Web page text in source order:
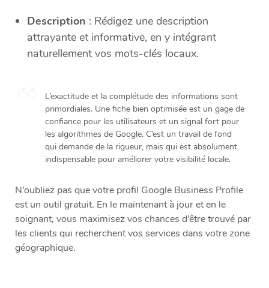
Description : Rédigez une description
attrayante et informative, en y intégrant
naturellement vos mots-clés locaux.
L’exactitude et la complétude des informations sont
primordiales. Une fiche bien optimisée est un gage de
confiance pour les utilisateurs et un signal fort pour
les algorithmes de Google. C’est un travail de fond
qui demande de la rigueur, mais qui est absolument
indispensable pour améliorer votre visibilité locale.
N’oubliez pas que votre profil Google Business Profile
est un outil gratuit. En le maintenant à jour et en le
soignant, vous maximisez vos chances d’être trouvé par
les clients qui recherchent vos services dans votre zone
géographique.